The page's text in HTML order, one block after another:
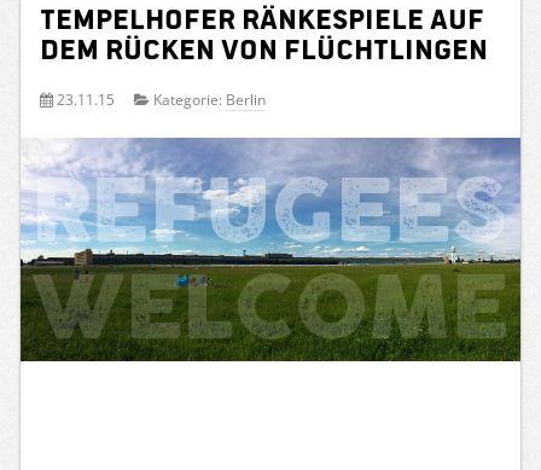
Tempelhofer Ränkespiele auf
dem Rücken von Flüchtlingen
23.11.15 Kategorie: Berlin